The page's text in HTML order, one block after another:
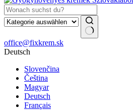
Keine
Ergebnisse
office@fixkrem.sk
Deutsch
Slovenčina
Čeština
Magyar
Deutsch
Français